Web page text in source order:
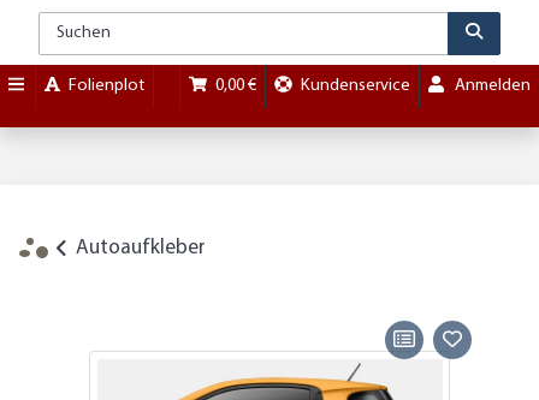
Folienplot 0,00 € Kundenservice Anmelden
Autoaufkleber